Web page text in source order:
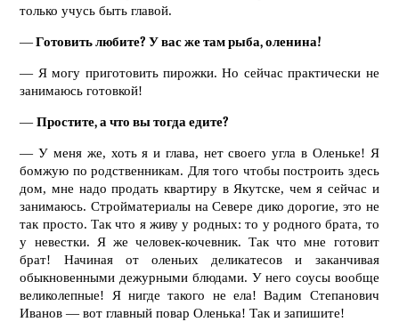
только учусь быть главой.
—Готовить любите? У вас же там рыба, оленина!
— Я могу приготовить пирожки. Но сейчас практически не
занимаюсь готовкой!
—Простите, а что вы тогда едите?
— У меня же, хоть я и глава, нет своего угла в Оленьке! Я
бомжую по родственникам. Для того чтобы построить здесь
дом, мне надо продать квартиру в Якутске, чем я сейчас и
занимаюсь. Стройматериалы на Севере дико дорогие, это не
так просто. Так что я живу у родных: то у родного брата, то
у невестки. Я же человек-кочевник. Так что мне готовит
брат! Начиная от оленьих деликатесов и заканчивая
обыкновенными дежурными блюдами. У него соусы вообще
великолепные! Я нигде такого не ела! Вадим Степанович
Иванов — вот главный повар Оленька! Так и запишите!